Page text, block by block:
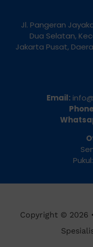
Jl. Pangeran
Dua Selatan,
Email:
Copyright © 2026